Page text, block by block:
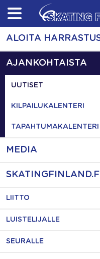
Skip
content
ALOITA
AJANKOHTAISTA
UUTISET
KILPAILUKALENTERI
TAPAHTUMAKALENTERI
MEDIA
LIITTO
LUISTELIJALLE
SEURALLE